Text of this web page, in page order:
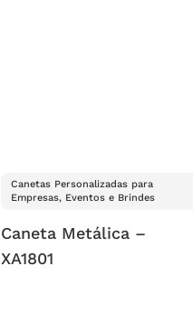
Canetas Personalizadas para
Empresas, Eventos e Brindes
Caneta Metálica –
XA1801